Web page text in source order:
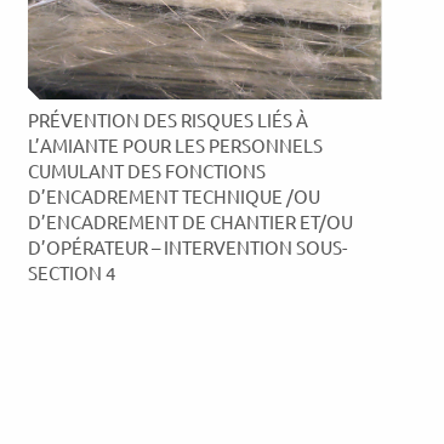
PRÉVENTION DES RISQUES LIÉS À
L’AMIANTE POUR LES PERSONNELS
CUMULANT DES FONCTIONS
D’ENCADREMENT TECHNIQUE /OU
D’ENCADREMENT DE CHANTIER ET/OU
D’OPÉRATEUR – INTERVENTION SOUS-
SECTION 4